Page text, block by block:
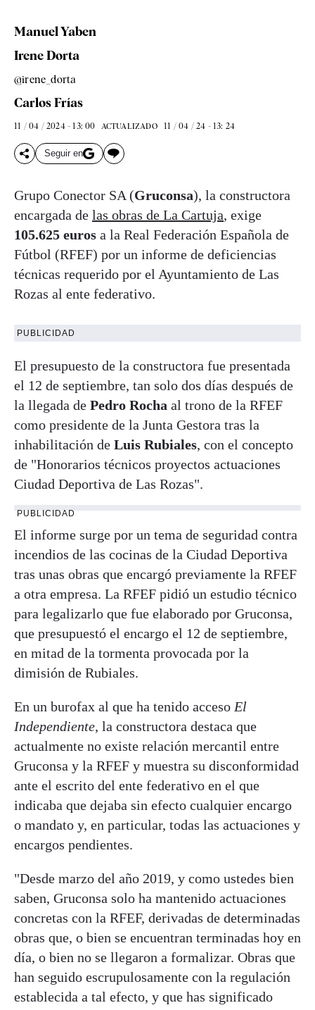
Manuel Yaben
Irene Dorta
@irene_dorta
Carlos Frías
11 / 04 / 2024 - 13: 00 ACTUALIZADO 11 / 04 / 24 - 13: 24
Seguir en
Grupo Conector SA (Gruconsa), la constructora
encargada de las obras de La Cartuja, exige
105.625 euros a la Real Federación Española de
Fútbol (RFEF) por un informe de deficiencias
técnicas requerido por el Ayuntamiento de Las
Rozas al ente federativo.
PUBLICIDAD
El presupuesto de la constructora fue presentada
el 12 de septiembre, tan solo dos días después de
la llegada de Pedro Rocha al trono de la RFEF
como presidente de la Junta Gestora tras la
inhabilitación de Luis Rubiales, con el concepto
de "Honorarios técnicos proyectos actuaciones
Ciudad Deportiva de Las Rozas".
PUBLICIDAD
El informe surge por un tema de seguridad contra
incendios de las cocinas de la Ciudad Deportiva
tras unas obras que encargó previamente la RFEF
a otra empresa. La RFEF pidió un estudio técnico
para legalizarlo que fue elaborado por Gruconsa,
que presupuestó el encargo el 12 de septiembre,
en mitad de la tormenta provocada por la
dimisión de Rubiales.
En un burofax al que ha tenido acceso El
Independiente, la constructora destaca que
actualmente no existe relación mercantil entre
Gruconsa y la RFEF y muestra su disconformidad
ante el escrito del ente federativo en el que
indicaba que dejaba sin efecto cualquier encargo
o mandato y, en particular, todas las actuaciones y
encargos pendientes.
"Desde marzo del año 2019, y como ustedes bien
saben, Gruconsa solo ha mantenido actuaciones
concretas con la RFEF, derivadas de determinadas
obras que, o bien se encuentran terminadas hoy en
día, o bien no se llegaron a formalizar. Obras que
han seguido escrupulosamente con la regulación
establecida a tal efecto, y que has significado